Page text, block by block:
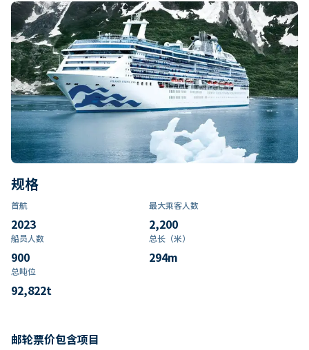
规格
首航
2023
最大乘客人数
2,200
船员人数
900
总长（米）
294m
总吨位
92,822t
邮轮票价包含项目